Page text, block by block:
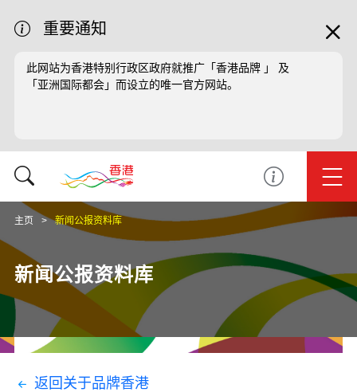
重要通知
此网站为香港特别行政区政府就推广「香港品牌 」 及
「亚洲国际都会」而设立的唯一官方网站。
主页 新闻公报资料库
新闻公报资料库
返回关于品牌香港